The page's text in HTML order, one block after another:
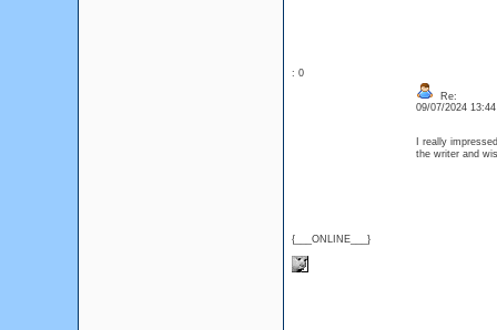
: 0
{___ONLINE___}
Re:
09/07/2024
I really
the writer and